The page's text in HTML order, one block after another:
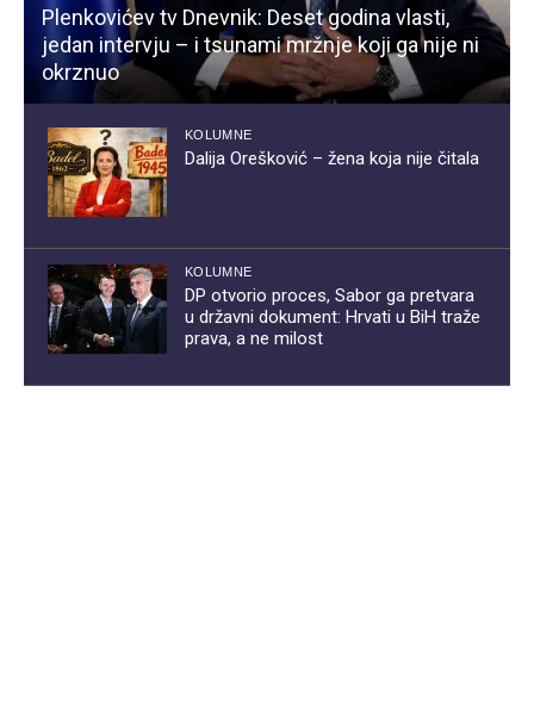
Plenkovićev tv Dnevnik: Deset godina vlasti,
jedan intervju – i tsunami mržnje koji ga nije ni
okrznuo
KOLUMNE
Dalija Orešković – žena koja nije čitala
KOLUMNE
DP otvorio proces, Sabor ga pretvara
u državni dokument: Hrvati u BiH traže
prava, a ne milost